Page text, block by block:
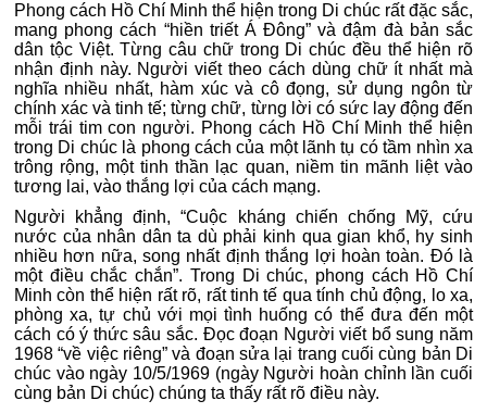
Phong cách Hồ Chí Minh thể hiện trong Di chúc rất đặc sắc,
mang phong cách “hiền triết Á Đông” và đậm đà bản sắc
dân tộc Việt. Từng câu chữ trong Di chúc đều thể hiện rõ
nhận định này. Người viết theo cách dùng chữ ít nhất mà
nghĩa nhiều nhất, hàm xúc và cô đọng, sử dụng ngôn từ
chính xác và tinh tế; từng chữ, từng lời có sức lay động đến
mỗi trái tim con người. Phong cách Hồ Chí Minh thể hiện
trong Di chúc là phong cách của một lãnh tụ có tầm nhìn xa
trông rộng, một tinh thần lạc quan, niềm tin mãnh liệt vào
tương lai, vào thắng lợi của cách mạng.
Người khẳng định, “Cuộc kháng chiến chống Mỹ, cứu
nước của nhân dân ta dù phải kinh qua gian khổ, hy sinh
nhiều hơn nữa, song nhất định thắng lợi hoàn toàn. Đó là
một điều chắc chắn”. Trong Di chúc, phong cách Hồ Chí
Minh còn thể hiện rất rõ, rất tinh tế qua tính chủ động, lo xa,
phòng xa, tự chủ với mọi tình huống có thể đưa đến một
cách có ý thức sâu sắc. Đọc đoạn Người viết bổ sung năm
1968 “về việc riêng” và đoạn sửa lại trang cuối cùng bản Di
chúc vào ngày 10/5/1969 (ngày Người hoàn chỉnh lần cuối
cùng bản Di chúc) chúng ta thấy rất rõ điều này.